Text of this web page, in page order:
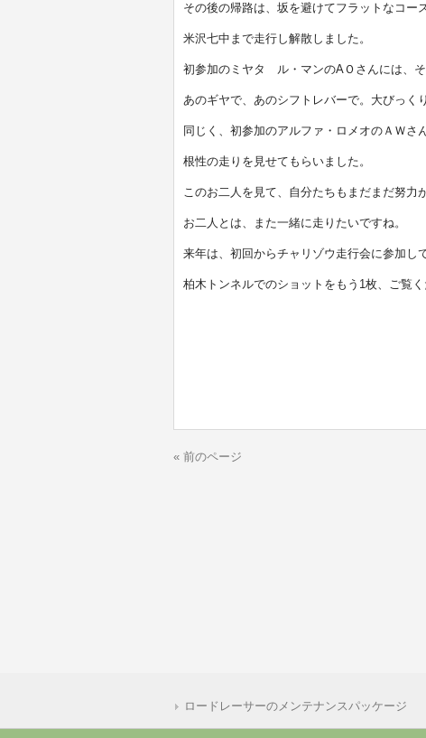
その後の帰路は、坂を避けてフラットなコー
米沢七中まで走行し解散しました。
初参加のミヤタ ル・マンのAＯさんには、そ
あのギヤで、あのシフトレバーで。大びっく
同じく、初参加のアルファ・ロメオのＡＷさ
根性の走りを見せてもらいました。
このお二人を見て、自分たちもまだまだ努力
お二人とは、また一緒に走りたいですね。
来年は、初回からチャリゾウ走行会に参加し
柏木トンネルでのショットをもう1枚、ご覧く
« 前のページ
ロードレーサーのメンテナンスパッケージ